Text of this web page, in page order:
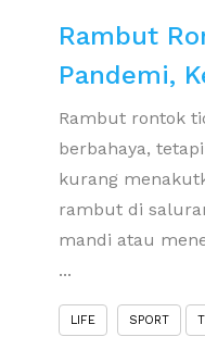
Rambut
Pandemi,
Rambut rontok
berbahaya,
kurang
rambut di
mandi atau
...
LIFE SPORT